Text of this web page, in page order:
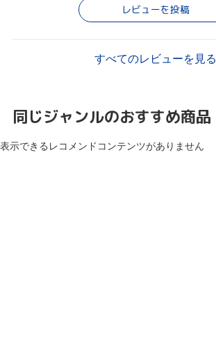
レビューを投稿
すべてのレビューを見る
同じジャンルのおすすめ商品
表示できるレコメンドコンテンツがありません